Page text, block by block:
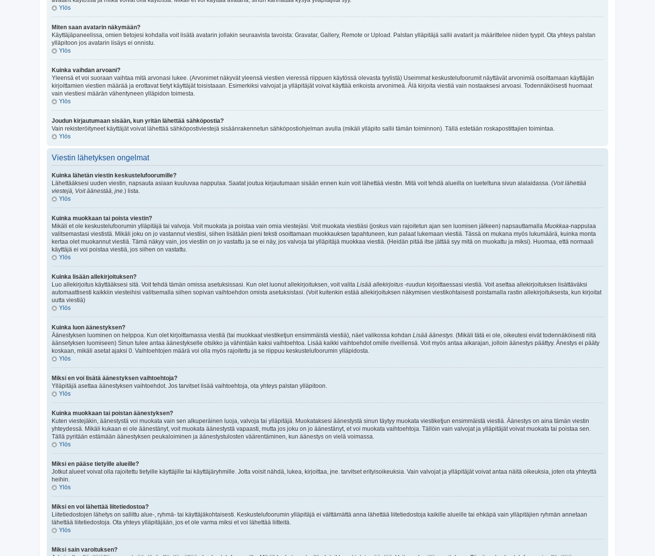
Ylös
Miten saan avatarin näkymään?
Käyttäjäpaneelissa, omien tietojesi kohdalla voit lisätä avatarin jollakin seuraavista tavoista: Gravatar, Gallery, Remote or Upload. Palstan ylläpitäjä sallii avatarit ja määrittelee niiden tyypit. Ota yhteys palstan
ylläpitoon jos avatarin lisäys ei onnistu.
Ylös
Kuinka vaihdan arvoani?
Yleensä et voi suoraan vaihtaa mitä arvonasi lukee. (Arvonimet näkyvät yleensä viestien vieressä riippuen käytössä olevasta tyylistä) Useimmat keskustelufoorumit näyttävät arvonimiä osoittamaan käyttäjän
kirjoittamien viestien määrää ja erottavat tietyt käyttäjät toisistaaan. Esimerkiksi valvojat ja ylläpitäjät voivat käyttää erikoista arvonimeä. Älä kirjoita viestiä vain nostaaksesi arvoasi. Todennäköisesti huomaat
vain viestiesi määrän vähentyneen ylläpidon toimesta.
Ylös
Joudun kirjautumaan sisään, kun yritän lähettää sähköpostia?
Vain rekisteröityneet käyttäjät voivat lähettää sähköpostiviestejä sisäänrakennetun sähköpostiohjelman avulla (mikäli ylläpito sallii tämän toiminnon). Tällä estetään roskapostittajien toimintaa.
Ylös
Viestin lähetyksen ongelmat
Kuinka lähetän viestin keskustelufoorumille?
Lähettääksesi uuden viestin, napsauta asiaan kuuluvaa nappulaa. Saatat joutua kirjautumaan sisään ennen kuin voit lähettää viestin. Mitä voit tehdä alueilla on lueteltuna sivun alalaidassa. (Voit lähettää
viestejä, Voit äänestää, jne.) lista.
Ylös
Kuinka muokkaan tai poista viestin?
Mikäli et ole keskustelufoorumin ylläpitäjä tai valvoja. Voit muokata ja poistaa vain omia viestejäsi. Voit muokata viestiäsi (joskus vain rajoitetun ajan sen luomisen jälkeen) napsauttamalla Muokkaa-nappulaa
valitsemastasi viestistä. Mikäli joku on jo vastannut viestiisi, siihen lisätään pieni teksti osoittamaan muokkauksen tapahtuneen, kun palaat lukemaan viestiä. Tässä on mukana myös lukumäärä, kuinka monta
kertaa olet muokannut viestiä. Tämä näkyy vain, jos viestiin on jo vastattu ja se ei näy, jos valvoja tai ylläpitäjä muokkaa viestiä. (Heidän pitää itse jättää syy mitä on muokattu ja miksi). Huomaa, että normaali
käyttäjä ei voi poistaa viestiä, jos siihen on vastattu.
Ylös
Kuinka lisään allekirjoituksen?
Luo allekirjoitus käyttääksesi sitä. Voit tehdä tämän omissa asetuksissasi. Kun olet luonut allekirjoituksen, voit valita Lisää allekirjoitus -ruudun kirjoittaessasi viestiä. Voit asettaa allekirjoituksen lisättäväksi
automaattisesti kaikkiin viesteihisi valitsemalla siihen sopivan vaihtoehdon omista asetuksistasi. (Voit kuitenkin estää allekirjoituksen näkymisen viestikohtaisesti poistamalla rastin allekirjoituksesta, kun kirjoitat
uutta viestiä)
Ylös
Kuinka luon äänestyksen?
Äänestyksen luominen on helppoa. Kun olet kirjoittamassa viestiä (tai muokkaat viestiketjun ensimmäistä viestiä), näet valikossa kohdan Lisää äänestys. (Mikäli tätä ei ole, oikeutesi eivät todennäköisesti riitä
äänsetyksen luomiseen) Sinun tulee antaa äänestykselle otsikko ja vähintään kaksi vaihtoehtoa. Lisää kaikki vaihtoehdot omille riveillensä. Voit myös antaa aikarajan, jolloin äänestys päättyy. Änestys ei pääty
koskaan, mikäli asetat ajaksi 0. Vaihtoehtojen määrä voi olla myös rajoitettu ja se riippuu keskustelufoorumin ylläpidosta.
Ylös
Miksi en voi lisätä äänestyksen vaihtoehtoja?
Ylläpitäjä asettaa äänestyksen vaihtoehdot. Jos tarvitset lisää vaihtoehtoja, ota yhteys palstan ylläpitoon.
Ylös
Kuinka muokkaan tai poistan äänestyksen?
Kuten viestejäkin, äänestystä voi muokata vain sen alkuperäinen luoja, valvoja tai ylläpitäjä. Muokataksesi äänestystä sinun täytyy muokata viestiketjun ensimmäistä viestiä. Äänestys on aina tämän viestin
yhteydessä. Mikäli kukaan ei ole äänestänyt, voit muokata äänestystä vapaasti, mutta jos joku on jo äänestänyt, et voi muokata vaihtoehtoja. Tällöin vain valvojat ja ylläpitäjät voivat muokata tai poistaa sen.
Tällä pyritään estämään äänestyksen peukaloiminen ja äänestystulosten väärentäminen, kun äänestys on vielä voimassa.
Ylös
Miksi en pääse tietyille alueille?
Jotkut alueet voivat olla rajoitettu tietyille käyttäjille tai käyttäjäryhmille. Jotta voisit nähdä, lukea, kirjoittaa, jne. tarvitset erityisoikeuksia. Vain valvojat ja ylläpitäjät voivat antaa näitä oikeuksia, joten ota yhteyttä
heihin.
Ylös
Miksi en voi lähettää liitetiedostoa?
Liitetiedostojen lähetys on sallittu alue-, ryhmä- tai käyttäjäkohtaisesti. Keskustelufoorumin ylläpitäjä ei välttämättä anna lähettää liitetiedostoja kaikille alueille tai ehkäpä vain ylläpitäjien ryhmän annetaan
lähettää liitetiedostoja. Ota yhteys ylläpitäjään, jos et ole varma miksi et voi lähettää liitteitä.
Ylös
Miksi sain varoituksen?